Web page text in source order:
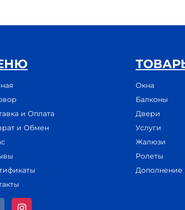
и Оплата
и Обмен
Окна
Балконы
Двери
Услуги
Жалюзи
Ролеты
Дополнение